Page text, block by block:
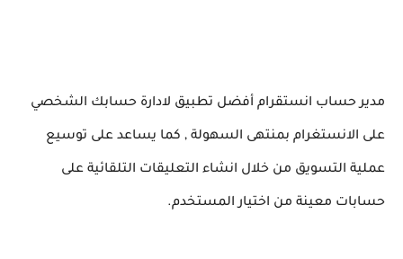
مدير حساب انستقرام أفضل تطبيق لادارة حسابك الشخصي
على الانستغرام بمنتهى السهولة , كما يساعد على توسيع
عملية التسويق من خلال انشاء التعليقات التلقائية على
حسابات معينة من اختيار المستخدم.